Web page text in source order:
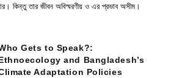
কিন্তু তার জীবন অবিস্মরণীয় ও এর প্রভাব অসীম।
Gets to Speak?:
and Bangladesh’s
Adaptation Policies